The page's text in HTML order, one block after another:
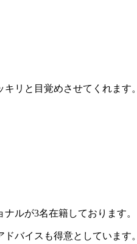
リと目覚めさせてくれます。
ルが3名在籍しております。
バイスも得意としています。